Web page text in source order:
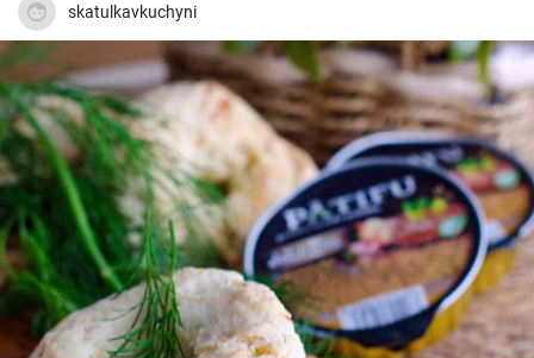
skatulkavkuchyni